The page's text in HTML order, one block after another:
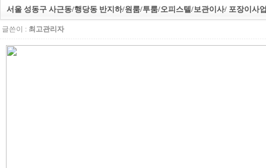
서울 성동구 사근동/행당동 반지하/원룸/투룸/오피스텔/보관이사/ 포장이사
글쓴이 : 최고관리자